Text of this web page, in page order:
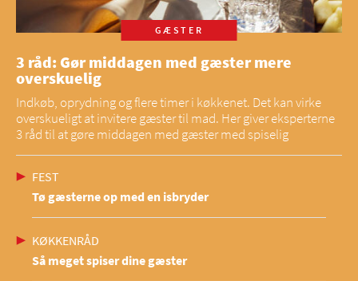
GÆSTER
3 råd: Gør middagen med gæster mere
overskuelig
Indkøb, oprydning og flere timer i køkkenet. Det kan virke
overskueligt at invitere gæster til mad. Her giver eksperterne
3 råd til at gøre middagen med gæster med spiselig
FEST
Tø gæsterne op med en isbryder
KØKKENRÅD
Så meget spiser dine gæster